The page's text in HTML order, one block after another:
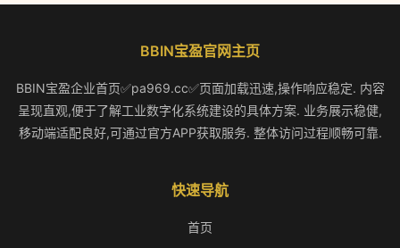
BBIN宝盈官网主页
BBIN宝盈企业首页✅pa969.cc✅页面加载迅速,操作响应稳定. 内容
呈现直观,便于了解工业数字化系统建设的具体方案. 业务展示稳健,
移动端适配良好,可通过官方APP获取服务. 整体访问过程顺畅可靠.
快速导航
首页